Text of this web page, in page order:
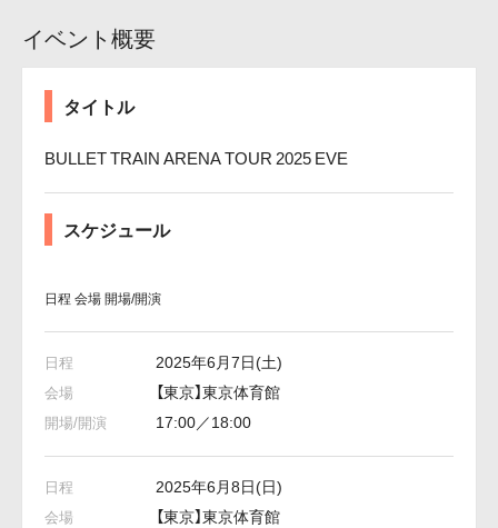
イベント概要
タイトル
BULLET TRAIN ARENA TOUR 2025 EVE
スケジュール
日程 会場開場/開演
2025年6月7日(土)
【東京】東京体育館
17:00／18:00
2025年6月8日(日)
【東京】東京体育館